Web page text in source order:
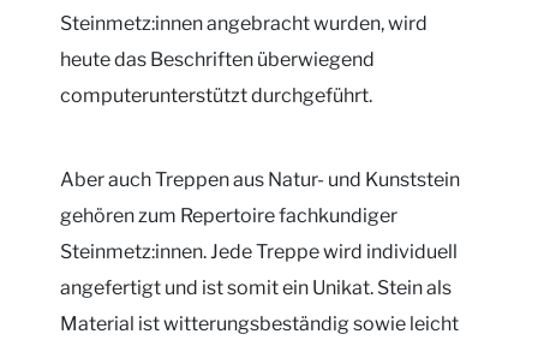
Steinmetz:innen angebracht wurden, wird
heute das Beschriften überwiegend
computerunterstützt durchgeführt.
Aber auch Treppen aus Natur- und Kunststein
gehören zum Repertoire fachkundiger
Steinmetz:innen. Jede Treppe wird individuell
angefertigt und ist somit ein Unikat. Stein als
Material ist witterungsbeständig sowie leicht